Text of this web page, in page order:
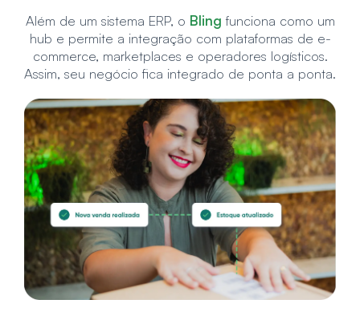
Além de um sistema ERP, o Bling funciona como um
hub e permite a integração com plataformas de e-
commerce, marketplaces e operadores logísticos.
Assim, seu negócio fica integrado de ponta a ponta.